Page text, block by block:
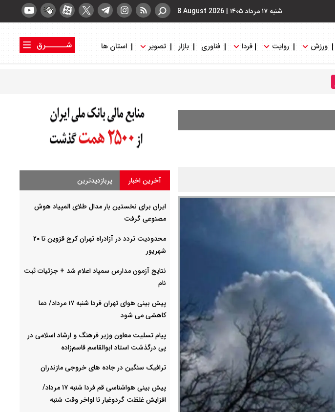
شنبه ۱۷ مرداد ۱۴۰۵ |
8 August 2026
ورزش روایت فردا فناوری بازار تصویر استان ها
شــــــرق
آخرین اخبار پربازدیدترین
ایران برای نخستین بار مدال طلای المپیاد هوش
مصنوعی گرفت
محدودیت تردد در آزادراه تهران کرج قزوین تا ۲۰
شهریور
نتایج آزمون مدارس سمپاد اعلام شد + جزئیات ثبت
نام
پیش بینی هوای تهران فردا شنبه ۱۷ مرداد/ دما
کاهشی می شود
پیام تسلیت معاون وزیر فرهنگ و ارشاد اسلامی در
پی درگذشت استاد ابوالقاسم قاسم‌زاده
ترافیک سنگین در جاده های خروجی مازندران
پیش بینی هواشناسی قم فردا شنبه ۱۷ مرداد/
افزایش غلظت گردوغبار تا اواخر وقت شنبه